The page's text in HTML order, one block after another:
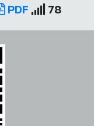
PDF 78